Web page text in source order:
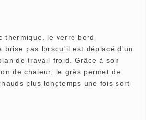
thermique, le verre bord
brise pas lorsqu'il est déplacé d'un
de travail froid. Grâce à son
de chaleur, le grès permet de
plus longtemps une fois sorti